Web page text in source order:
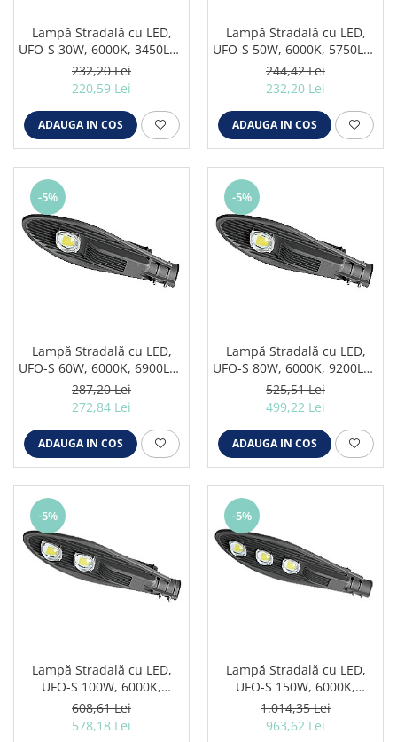
Iluminat arhitectural
Lampadare
Becuri LED Decor
Lampi de birou
Profil aluminiu
Tub LED
Becuri LED Smart
Becuri LED
Becuri LED cu filament
Corpuri de emergenta
Aplica LED
Profil banda LED
Iluminat festiv
Fotosenzori si Senzori de miscare
Sina Magnetica Slim LIMBO
Iluminat decorativ de Craciun
Lampă Stradală cu LED,
UFO-S 30W, 6000K, 3450LM,
IP65
232,20 Lei
220,59 Lei
ADAUGA IN COS
Lampă Stradală cu LED,
UFO-S 50W, 6000K, 5750LM,
IP65
244,42 Lei
232,20 Lei
ADAUGA IN COS
-5%
Lampă Stradală cu LED,
UFO-S 60W, 6000K, 6900LM,
IP65
287,20 Lei
272,84 Lei
ADAUGA IN COS
-5%
Lampă Stradală cu LED,
UFO-S 80W, 6000K, 9200LM,
IP65
525,51 Lei
499,22 Lei
ADAUGA IN COS
-5%
Lampă Stradală cu LED,
UFO-S 100W, 6000K,
11500LM, IP65
608,61 Lei
578,18 Lei
-5%
Lampă Stradală cu LED,
UFO-S 150W, 6000K,
17250LM, IP65
1.014,35 Lei
963,62 Lei